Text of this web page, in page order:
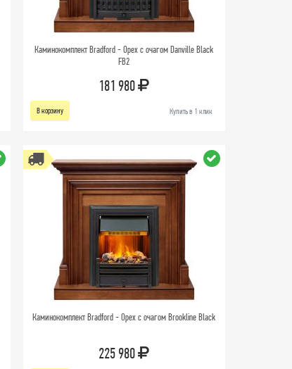
Каминокомплект Bradford - Орех с очагом Danville Black
FB2
181 980
В корзину Купить в 1 клик
Каминокомплект Bradford - Орех с очагом Brookline Black
225 980